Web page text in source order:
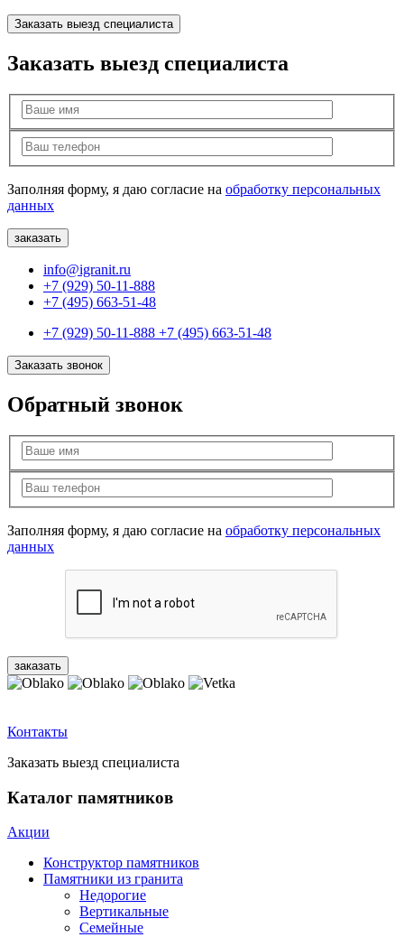
Заказать выезд специалиста
Заказать выезд специалиста
Заполняя форму, я даю согласие на обработку персональных
данных
info@igranit.ru
+7 (929) 50-11-888
+7 (495) 663-51-48
+7 (929) 50-11-888 +7 (495) 663-51-48
Заказать звонок
Обратный звонок
Заполняя форму, я даю согласие на обработку персональных
данных
Контакты
Заказать выезд специалиста
Каталог памятников
Акции
Конструктор памятников
Памятники из гранита
Недорогие
Вертикальные
Семейные